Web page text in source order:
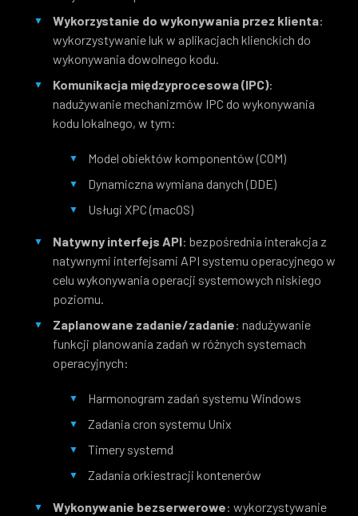
Wykorzystanie do wykonywania przez klienta:
wykorzystywanie luk w aplikacjach klienckich do
wykonywania dowolnego kodu.
Komunikacja międzyprocesowa (IPC):
nadużywanie mechanizmów IPC do wykonywania
kodu lokalnego, w tym:
Model obiektów komponentów (COM)
Dynamiczna wymiana danych (DDE)
Usługi XPC (macOS)
Natywny interfejs API: bezpośrednia interakcja z
natywnymi interfejsami API systemu operacyjnego w
celu wykonywania operacji systemowych niskiego
poziomu.
Zaplanowane zadanie/zadanie: nadużywanie
funkcji planowania zadań w różnych systemach
operacyjnych:
Harmonogram zadań systemu Windows
Zadania cron systemu Unix
Timery systemd
Zadania orkiestracji kontenerów
Wykonywanie bezserwerowe: wykorzystywanie